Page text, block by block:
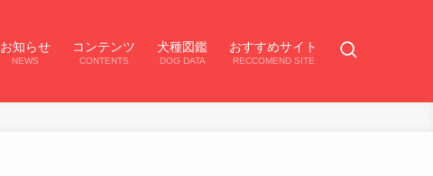
お知らせ
NEWS
コンテンツ
CONTENTS
犬種図鑑
DOG DATA
おすすめサイト
RECCOMEND SITE